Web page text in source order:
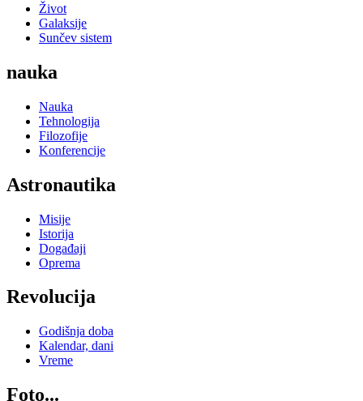
Život
Galaksije
Sunčev sistem
nauka
Nauka
Tehnologija
Filozofije
Konferencije
Astronautika
Misije
Istorija
Događaji
Oprema
Revolucija
Godišnja doba
Kalendar, dani
Vreme
Foto...